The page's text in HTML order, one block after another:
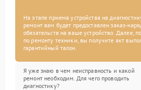
На этапе приема устройства на
ремонт вам будет предоставлен заказ-
обязательств на ваше устройство. Далее,
по ремонту техники, вы получите акт
гарантийный талон.
Я уже знаю в чем неисправность и какой
ремонт необходим. Для чего проводить
диагностику?